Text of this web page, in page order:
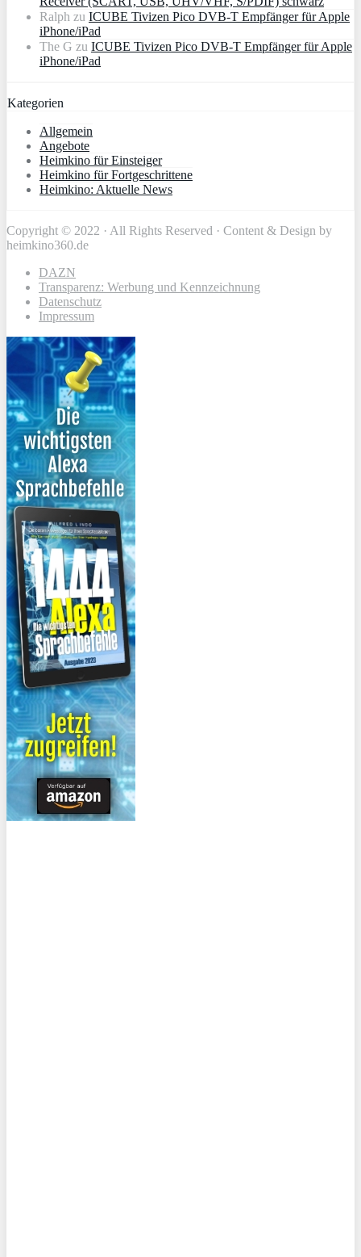
Ralph zu ICUBE Tivizen Pico DVB-T Empfänger für Apple
iPhone/iPad
The G zu ICUBE Tivizen Pico DVB-T Empfänger für Apple
iPhone/iPad
Kategorien
Allgemein
Angebote
Heimkino für Einsteiger
Heimkino für Fortgeschrittene
Heimkino: Aktuelle News
Copyright © 2022 · All Rights Reserved · Content & Design by
heimkino360.de
DAZN
Transparenz: Werbung und Kennzeichnung
Datenschutz
Impressum